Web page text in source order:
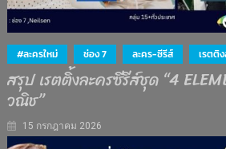
#ละครใหม่ ช่อง 7 ละคร-ซีรีส์ เรตติ
สรุป เรตติ้งละครซีรีส์ชุด “4
วณิช”
15 กรกฎาคม 2026